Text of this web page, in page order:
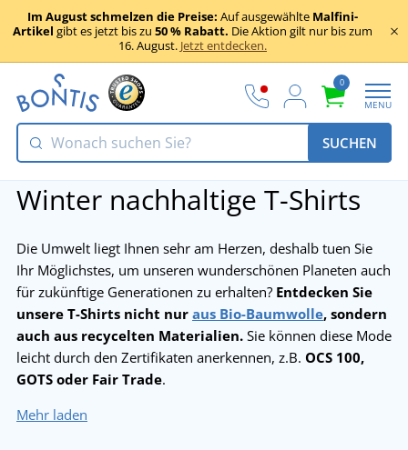
Im August schmelzen die Preise: Auf ausgewählte Malfini-
Artikel gibt es jetzt bis zu 50 % Rabatt. Die Aktion gilt nur bis zum
16. August. Jetzt entdecken.
0
MENU
SUCHEN
Winter nachhaltige T-Shirts
Die Umwelt liegt Ihnen sehr am Herzen, deshalb tuen Sie
Ihr Möglichstes, um unseren wunderschönen Planeten auch
für zukünftige Generationen zu erhalten? Entdecken Sie
unsere T-Shirts nicht nur aus Bio-Baumwolle, sondern
auch aus recycelten Materialien. Sie können diese Mode
leicht durch den Zertifikaten anerkennen, z.B. OCS 100,
GOTS oder Fair Trade.
Mehr laden